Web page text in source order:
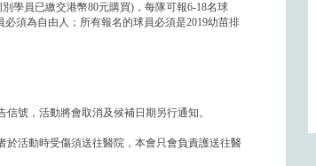
學員已繳交港幣80元購買)，每隊可報6-18名球
須為自由人；所有報名的球員必須是2019幼苗排
號，活動將會取消及候補日期另行通知。
活動時受傷須送往醫院，本會只會負責護送往醫